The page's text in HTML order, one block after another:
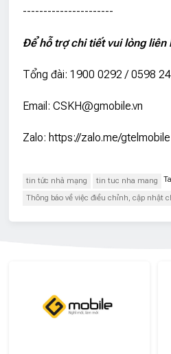
----------------------
Để hỗ trợ chi tiết vui lòng liên
Tổng đài: 1900 0292 / 0598
Email: CSKH@gmobile.vn
Zalo: https://zalo.me/gtelmobile
tin tức nhà mạng
tin tuc nha mang
Thông báo về việc điều chỉnh, cập nhật